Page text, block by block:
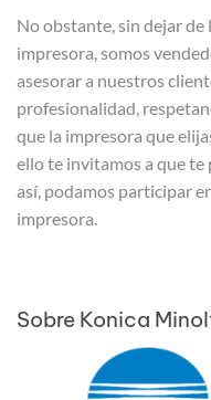
No obstante, sin dejar
impresora, somos
asesorar a nuestros
profesionalidad,
que la impresora que
ello te invitamos a que
así, podamos participar
impresora.
Sobre Konica